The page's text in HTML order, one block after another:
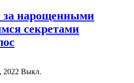
за нарощенными
секретами
2022 Выкл.